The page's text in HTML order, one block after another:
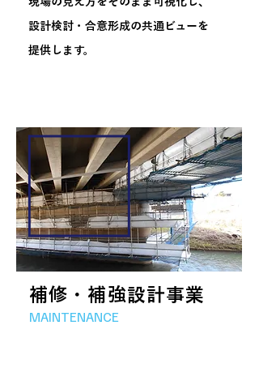
設計検討・合意形成の共通ビューを
提供します。
補修・補強設計事業
MAINTENANCE